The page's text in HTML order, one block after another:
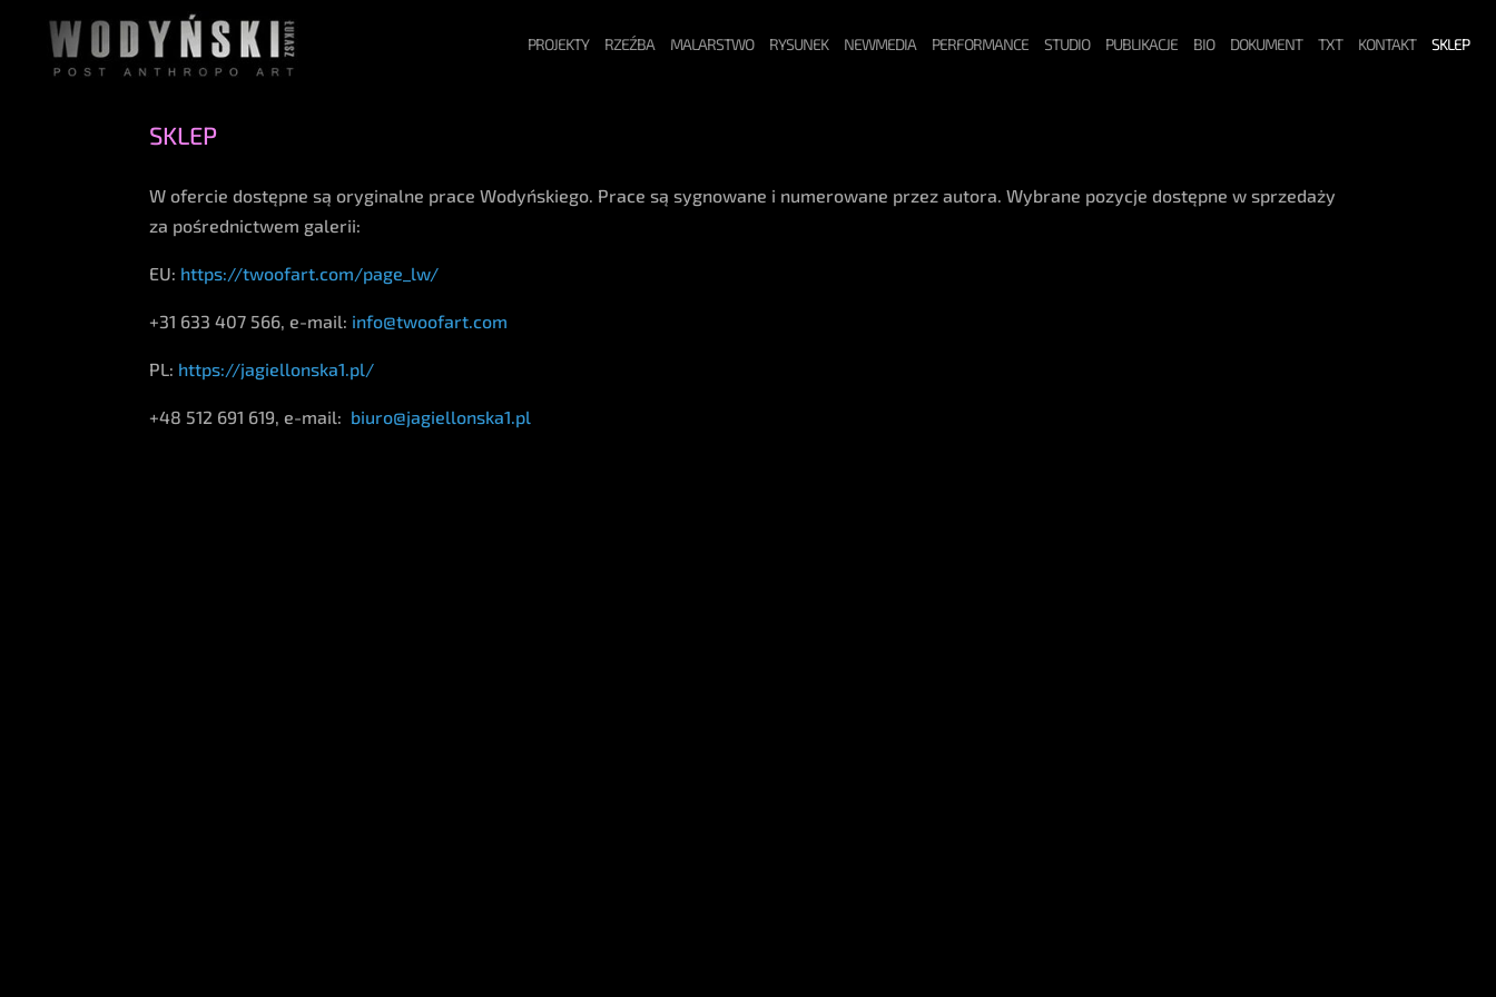
PROJEKTY RZEŹBA MALARSTWO RYSUNEK NEWMEDIA PERFORMANCE STUDIO PUBLIKACJE BIO DOKUMENT TXT KONTAKT SKLEP
SKLEP
W ofercie dostępne są oryginalne prace Wodyńskiego. Prace są sygnowane i numerowane przez autora. Wybrane pozycje dostępne w sprzedaży
za pośrednictwem galerii:
EU: https://twoofart.com/page_lw/
+31 633 407 566,e-mail: info@twoofart.com
PL: https://jagiellonska1.pl/
+48 512 691 619, e-mail: biuro@jagiellonska1.pl